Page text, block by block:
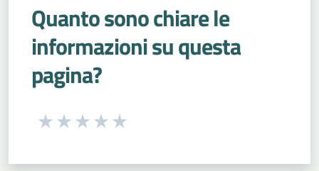
Quanto sono chiare le
informazioni su questa
pagina?
Seleziona una valutazione da 1 a 5 stelle